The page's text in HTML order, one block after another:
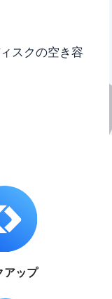
スクの空き容
アップ